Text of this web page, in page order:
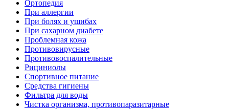
Ортопедия
При аллергии
При болях и ушибах
При сахарном диабете
Проблемная кожа
Противовирусные
Противовоспалительные
Рициниолы
Спортивное питание
Средства гигиены
Фильтра для воды
Чистка организма, противопаразитарные